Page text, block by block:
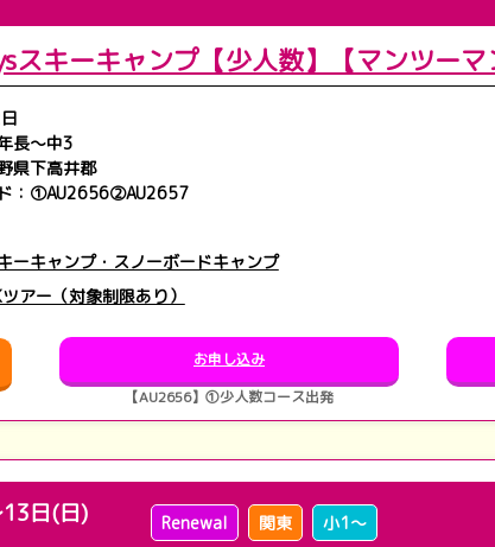
キーキャンプ【少人数】【マンツーマ
長～中3
県下高井郡
：①AU2656②AU2657
ーキャンプ・スノーボードキャンプ
アー（対象制限あり）
お申し込み
【AU2656】①少人数コース出発
日(日) Renewal 関東 小1～